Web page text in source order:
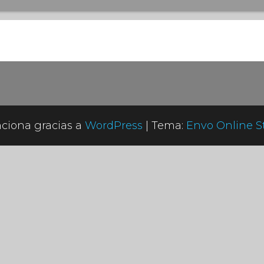
gracias a WordPress Tema: Envo Online